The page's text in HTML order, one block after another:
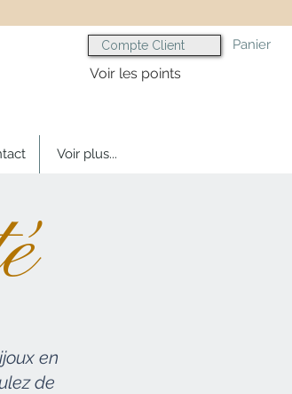
Panier
Compte Client
Voir les points
Voir plus...
en
de